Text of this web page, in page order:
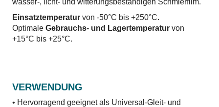
wasser-, licht- und witterungsbeständigen Schmierfilm.
Einsatztemperatur von -50°C bis +250°C.
Optimale Gebrauchs- und Lagertemperatur von
+15°C bis +25°C.
VERWENDUNG
• Hervorragend geeignet als Universal-Gleit- und